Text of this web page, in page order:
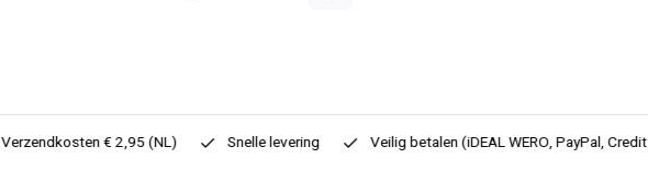
Snelle levering Veilig betalen (iDEAL WERO, PayPal, Credit card of Achteraf betalen)